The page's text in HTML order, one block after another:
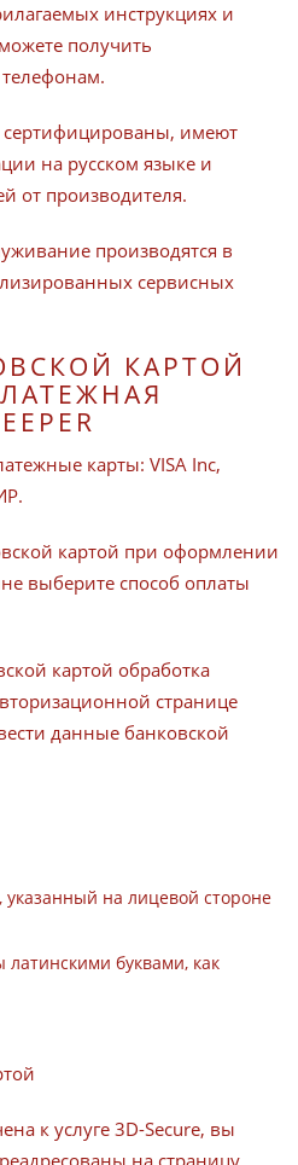
инструкциях и
получить
сертифицированы, имеют
на русском языке и
от производителя.
производятся в
сервисных
КАРТОЙ
карты: VISA Inc,
картой при оформлении
выберите способ оплаты
картой обработка
странице
данные банковской
указанный на лицевой стороне
буквами, как
к услуге 3D-Secure, вы